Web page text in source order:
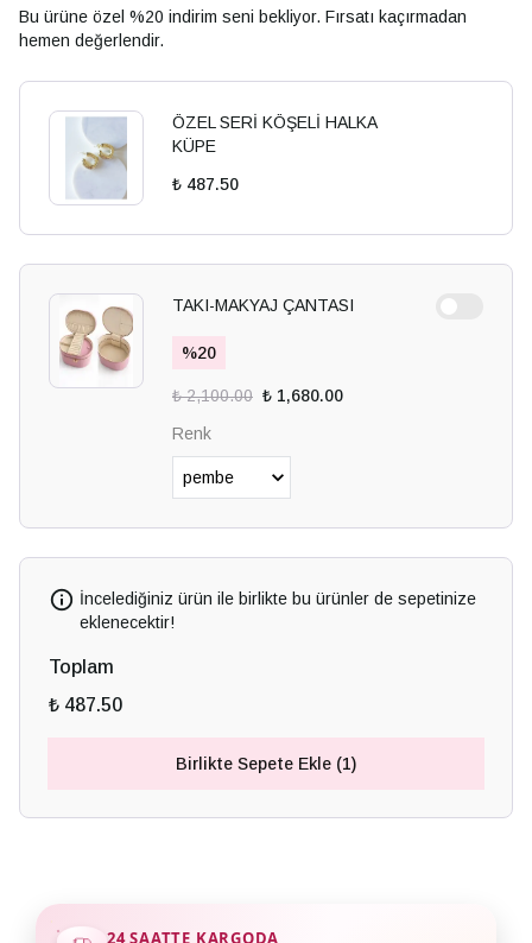
Bu ürüne özel %20 indirim seni bekliyor. Fırsatı kaçırmadan
hemen değerlendir.
ÖZEL SERİ KÖŞELİ HALKA
KÜPE
₺ 487.50
TAKI-MAKYAJ ÇANTASI
%20
₺ 2,100.00 ₺ 1,680.00
Renk
İncelediğiniz ürün ile birlikte bu ürünler de sepetinize
eklenecektir!
Toplam
₺ 487.50
Birlikte Sepete Ekle (1)
24 SAATTE KARGODA